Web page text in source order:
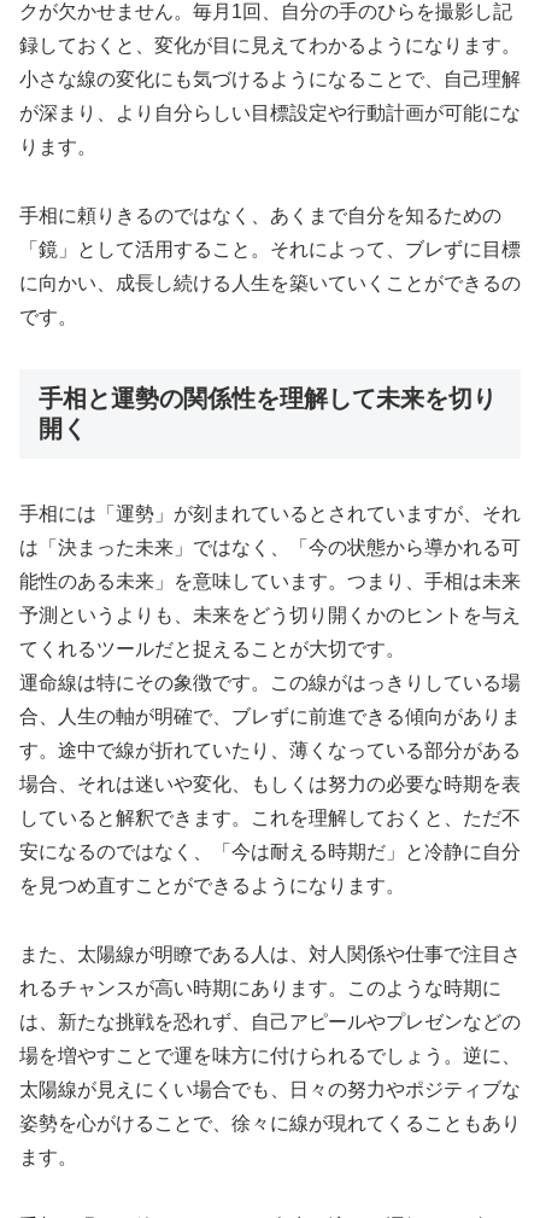
クが欠かせません。毎月1回、自分の手のひらを撮影し記
録しておくと、変化が目に見えてわかるようになります。
小さな線の変化にも気づけるようになることで、自己理解
が深まり、より自分らしい目標設定や行動計画が可能にな
ります。
手相に頼りきるのではなく、あくまで自分を知るための
「鏡」として活用すること。それによって、ブレずに目標
に向かい、成長し続ける人生を築いていくことができるの
です。
手相と運勢の関係性を理解して未来を切り
開く
手相には「運勢」が刻まれているとされていますが、それ
は「決まった未来」ではなく、「今の状態から導かれる可
能性のある未来」を意味しています。つまり、手相は未来
予測というよりも、未来をどう切り開くかのヒントを与え
てくれるツールだと捉えることが大切です。
運命線は特にその象徴です。この線がはっきりしている場
合、人生の軸が明確で、ブレずに前進できる傾向がありま
す。途中で線が折れていたり、薄くなっている部分がある
場合、それは迷いや変化、もしくは努力の必要な時期を表
していると解釈できます。これを理解しておくと、ただ不
安になるのではなく、「今は耐える時期だ」と冷静に自分
を見つめ直すことができるようになります。
また、太陽線が明瞭である人は、対人関係や仕事で注目さ
れるチャンスが高い時期にあります。このような時期に
は、新たな挑戦を恐れず、自己アピールやプレゼンなどの
場を増やすことで運を味方に付けられるでしょう。逆に、
太陽線が見えにくい場合でも、日々の努力やポジティブな
姿勢を心がけることで、徐々に線が現れてくることもあり
ます。